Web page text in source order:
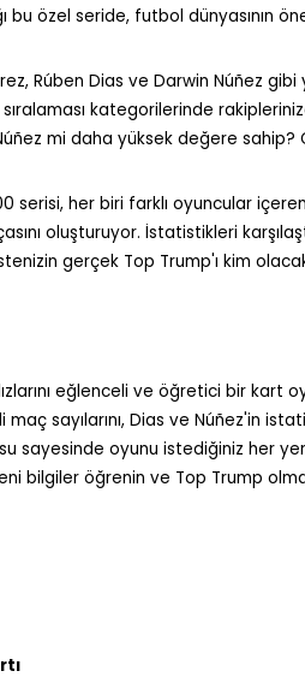
bu özel seride, futbol dünyasının
Rúben Dias ve Darwin Núñez gibi
sıralaması kategorilerinde
mi daha yüksek değere
serisi, her biri farklı oyuncular
oluşturuyor. İstatistikleri
gerçek Top Trump'ı kim
eğlenceli ve öğretici bir kart
sayılarını, Dias ve Núñez'in
sayesinde oyunu istediğiniz her
bilgiler öğrenin ve Top Trump